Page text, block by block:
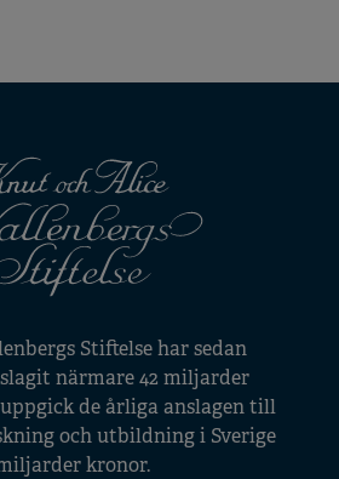
Stiftelse har sedan
närmare 42 miljarder
de årliga anslagen till
och utbildning i Sverige
kronor.